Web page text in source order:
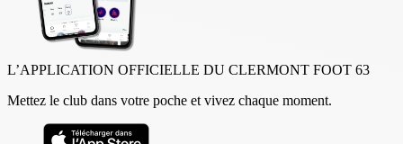
L’APPLICATION OFFICIELLE DU CLERMONT FOOT 63
Mettez le club dans votre poche et vivez chaque moment.